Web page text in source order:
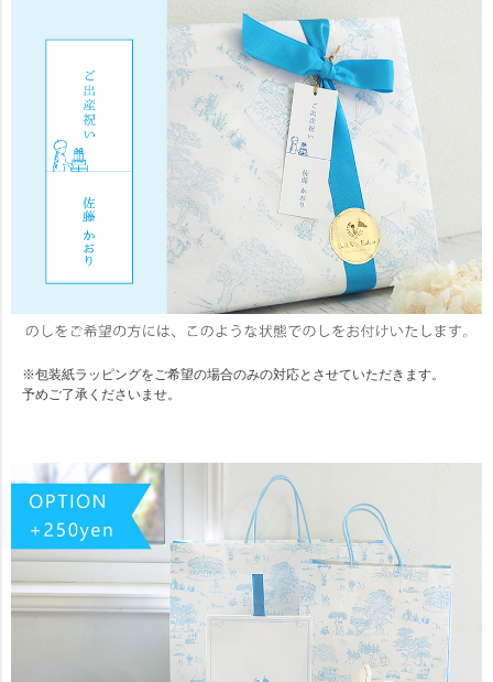
※包装紙ラッピングをご希望の場合のみの対応とさせていただきます。
予めご了承くださいませ。